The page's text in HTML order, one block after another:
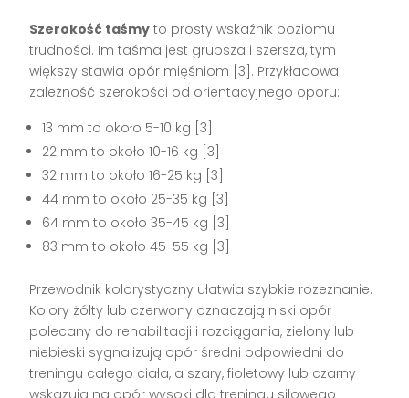
Szerokość taśmy to prosty wskaźnik poziomu
trudności. Im taśma jest grubsza i szersza, tym
większy stawia opór mięśniom [3]. Przykładowa
zależność szerokości od orientacyjnego oporu:
13 mm to około 5-10 kg [3]
22 mm to około 10-16 kg [3]
32 mm to około 16-25 kg [3]
44 mm to około 25-35 kg [3]
64 mm to około 35-45 kg [3]
83 mm to około 45-55 kg [3]
Przewodnik kolorystyczny ułatwia szybkie rozeznanie.
Kolory żółty lub czerwony oznaczają niski opór
polecany do rehabilitacji i rozciągania, zielony lub
niebieski sygnalizują opór średni odpowiedni do
treningu całego ciała, a szary, fioletowy lub czarny
wskazują na opór wysoki dla treningu siłowego i